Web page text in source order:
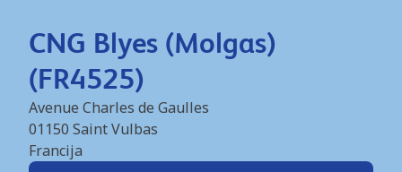
CNG Blyes (Molgas)
(FR4525)
Avenue Charles de Gaulles
01150 Saint Vulbas
Francija